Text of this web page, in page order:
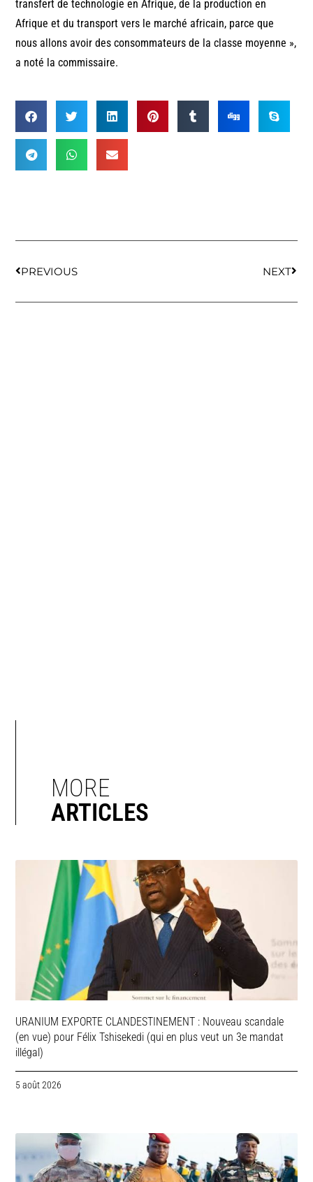
transfert de technologie en Afrique, de la production en
Afrique et du transport vers le marché africain, parce que
nous allons avoir des consommateurs de la classe moyenne »,
a noté la commissaire.
PREVIOUS NEXT
MORE
ARTICLES
URANIUM EXPORTE CLANDESTINEMENT : Nouveau scandale
(en vue) pour Félix Tshisekedi (qui en plus veut un 3e mandat
illégal)
5 août 2026